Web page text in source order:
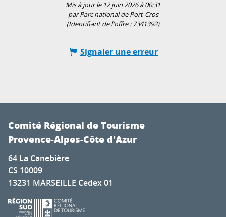
Mis à jour le 12 juin 2026 à 00:31
par Parc national de Port-Cros
(Identifiant de l'offre : 7341392)
Signaler une erreur
Comité Régional de Tourisme
Provence-Alpes-Côte d'Azur
64 La Canebière
CS 10009
13231 MARSEILLE Cedex 01